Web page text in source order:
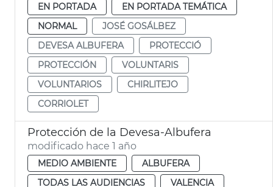
EN PORTADA
EN PORTADA TEMÁTICA
NORMAL
JOSÉ GOSÁLBEZ
DEVESA ALBUFERA
PROTECCIÓ
PROTECCIÓN
VOLUNTARIS
VOLUNTARIOS
CHIRLITEJO
CORRIOLET
Protección de la Devesa-Albufera
modificado hace 1 año
MEDIO AMBIENTE
ALBUFERA
TODAS LAS AUDIENCIAS
VALENCIA